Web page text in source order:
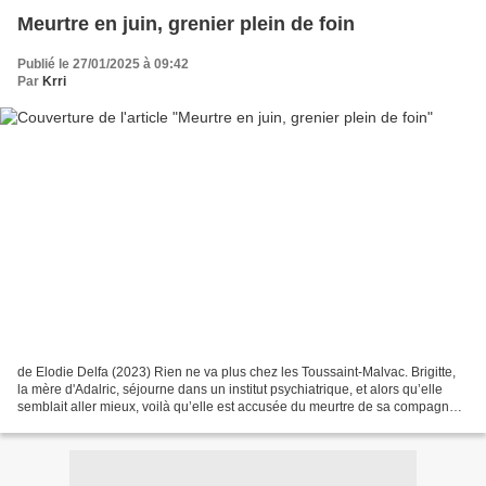
Meurtre en juin, grenier plein de foin
Publié le 27/01/2025 à 09:42
Par Krri
de Elodie Delfa (2023) Rien ne va plus chez les Toussaint-Malvac. Brigitte,
la mère d'Adalric, séjourne dans un institut psychiatrique, et alors qu’elle
semblait aller mieux, voilà qu’elle est accusée du meurtre de sa compagne